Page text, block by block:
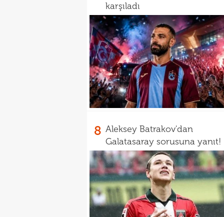
karşıladı
8 Aleksey Batrakov'dan
Galatasaray sorusuna yanıt!